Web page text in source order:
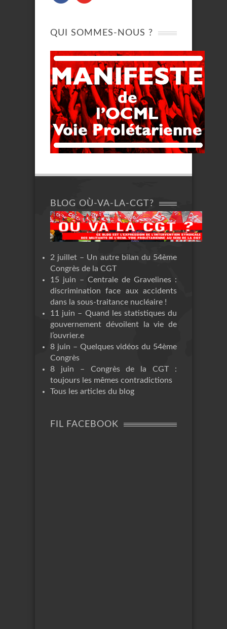
QUI SOMMES-NOUS ?
BLOG OÙ-VA-LA-CGT?
2 juillet – Un autre bilan du 54ème
Congrès de la CGT
15 juin – Centrale de Gravelines :
discrimination face aux accidents
dans la sous-traitance nucléaire !
11 juin – Quand les statistiques du
gouvernement dévoilent la vie de
l’ouvrier.e
8 juin – Quelques vidéos du 54ème
Congrès
8 juin – Congrès de la CGT :
toujours les mêmes contradictions
Tous les articles du blog
FIL FACEBOOK